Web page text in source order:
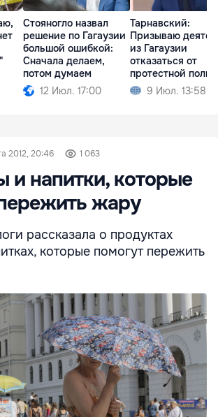
Стояногло назвал
решение по Гагаузии
большой ошибкой:
Сначала делаем,
потом думаем
12 Июл. 17:00
Тарнавский:
Призываю
из Гагаузии
отказаться от
протестной
9 Июл. 13:58
2012, 20:46 1 063
и напитки, которые
жару
рассказала о продуктах
которые помогут пережить